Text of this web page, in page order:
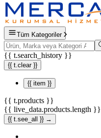
Tüm Kategoriler
{{ t.search_history }}
{{ t.clear }}
{{ item }}
{{ t.products }}
{{ live_data.products.length }}
{{ t.see_all }} →